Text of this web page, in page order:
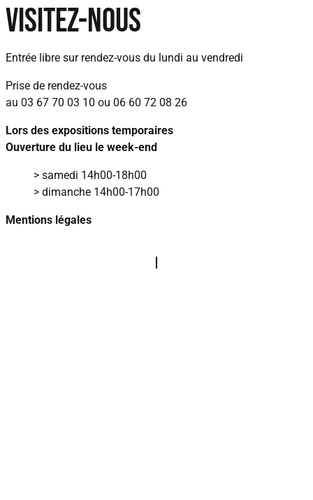
VISITEZ-NOUS
Entrée libre sur rendez‑vous du lundi au vendredi
Prise de rendez‑vous
au 03 67 70 03 10 ou 06 60 72 08 26
Lors des expositions temporaires
Ouverture du lieu le week‑end
> samedi 14h00‑18h00
> dimanche 14h00‑17h00
Mentions légales